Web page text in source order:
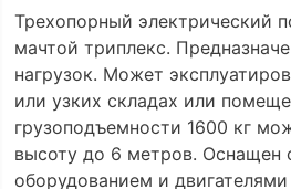
Трехопорный электрический
мачтой триплекс.
нагрузок. Может
или узких складах или
грузоподъемности 1600 кг
высоту до 6 метров. Оснащен
оборудованием и